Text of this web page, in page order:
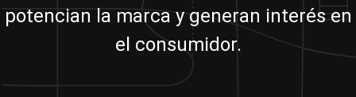
potencian la marca y generan interés en
el consumidor.